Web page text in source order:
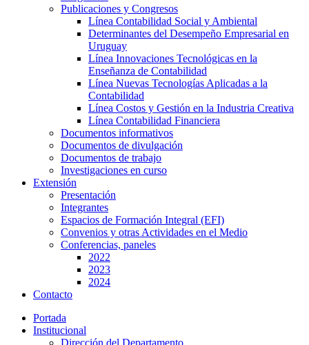
Publicaciones y Congresos
Línea Contabilidad Social y Ambiental
Determinantes del Desempeño Empresarial en
Uruguay
Línea Innovaciones Tecnológicas en la
Enseñanza de Contabilidad
Línea Nuevas Tecnologías Aplicadas a la
Contabilidad
Línea Costos y Gestión en la Industria Creativa
Línea Contabilidad Financiera
Documentos informativos
Documentos de divulgación
Documentos de trabajo
Investigaciones en curso
Extensión
Presentación
Integrantes
Espacios de Formación Integral (EFI)
Convenios y otras Actividades en el Medio
Conferencias, paneles
2022
2023
2024
Contacto
Portada
Institucional
Dirección del Departamento